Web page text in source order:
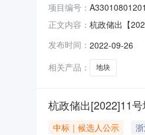
项目编号：
正文内容： 杭政储出【
标-
发布时间： 2022-09-26
相关产品：
地块
杭政储出[2022]11号
中标｜候选人公示